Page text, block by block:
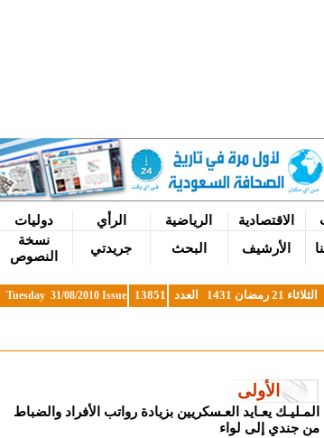
دوليات الرأي الرياضية الاقتصادية
نسخة
النصوص
جريدتي البحث الأرشيف
Tuesday 31/08/2010 Issue 13851 الثلاثاء 21 رمضان 1431 العدد
الأولى
المـليـك يعـايد العـسكريين بزيادة رواتب الأفراد والضباط
من جندي إلى لواء